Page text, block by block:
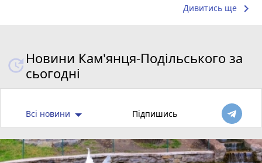
Дивитись ще keyboard_arrow_right
Новини Кам'янця-Подільського за
сьогодні
Всі новини Підпишись